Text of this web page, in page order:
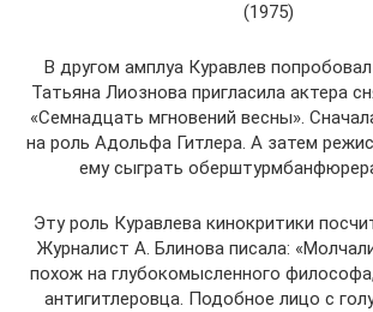
(1975)
В другом амплуа Куравлев
Татьяна Лиознова пригласила актера
«Семнадцать мгновений весны».
на роль Адольфа Гитлера. А затем
ему сыграть
Эту роль Куравлева кинокритики
Журналист А. Блинова писала:
похож на глубокомысленного
антигитлеровца. Подобное лицо с